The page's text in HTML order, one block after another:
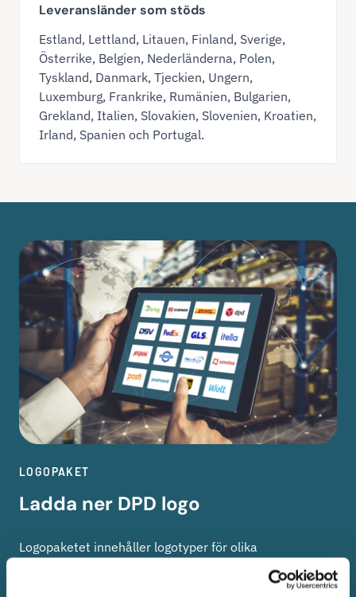
Leveransländer som stöds
Estland, Lettland, Litauen, Finland, Sverige,
Österrike, Belgien, Nederländerna, Polen,
Tyskland, Danmark, Tjeckien, Ungern,
Luxemburg, Frankrike, Rumänien, Bulgarien,
Grekland, Italien, Slovakien, Slovenien, Kroatien,
Irland, Spanien och Portugal.
LOGOPAKET
Ladda ner DPD logo
Logopaketet innehåller logotyper för olika
transportföretag och Shipit.fi i PNG- och SVG-format.
Du kan ladda ner paketet genom att logga in på vår